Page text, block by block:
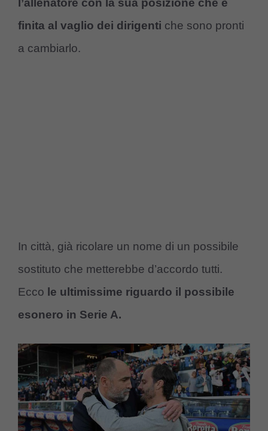
l’allenatore con la sua posizione che è
finita al vaglio dei dirigenti che sono pronti
a cambiarlo.
In città, già ricolare un nome di un possibile
sostituto che metterebbe d’accordo tutti.
Ecco le ultimissime riguardo il possibile
esonero in Serie A.